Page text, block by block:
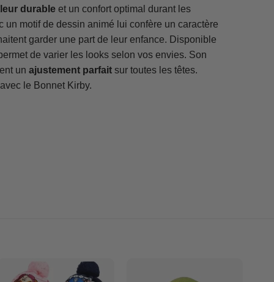
durableet un confort optimal durant les
motif de dessin animé lui confère un caractère
garder une part de leur enfance. Disponible
de varier les looks selon vos envies. Son
un ajustement parfaitsur toutes les têtes.
le Bonnet Kirby.